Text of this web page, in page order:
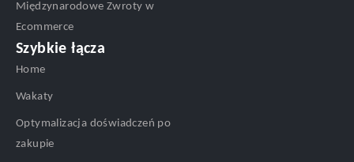
Międzynarodowe Zwroty w
Ecommerce
Szybkie łącza
Home
Wakaty
Optymalizacja doświadczeń po
zakupie